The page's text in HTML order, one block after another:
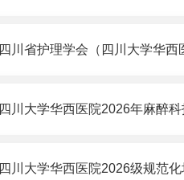
四川省护理学会（四川大学华
四川大学华西医院2026年麻醉
四川大学华西医院2026级规范